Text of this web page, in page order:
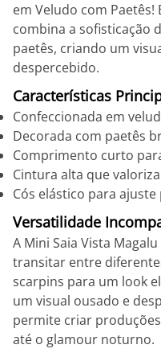
em Veludo com
combina a sofisticação
paetês, criando um
despercebido.
Características
Confeccionada em
Decorada com paetês
Comprimento curto
Cintura alta que
Cós elástico para
Versatilidade
A Mini Saia Vista
transitar entre
scarpins para um look
um visual ousado e
permite criar
até o glamour noturno.